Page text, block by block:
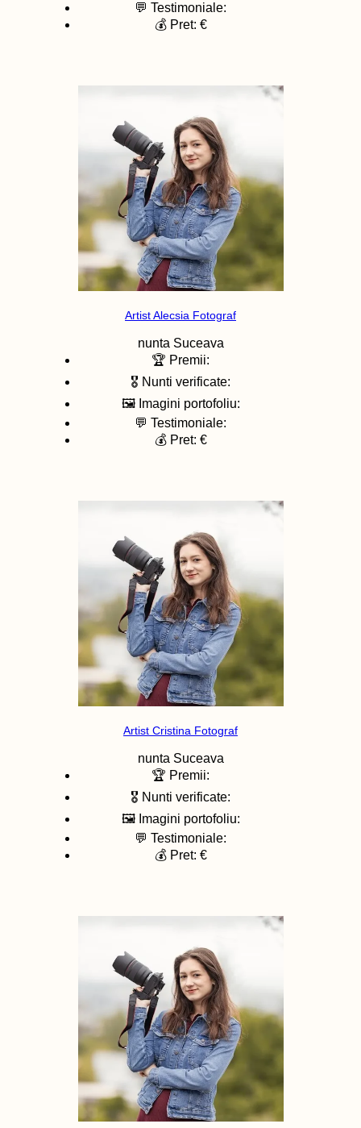
💬 Testimoniale:
💰 Pret: €
Artist Alecsia Fotograf
nunta Suceava
🏆 Premii:
🎖️ Nunti verificate:
🖼️ Imagini portofoliu:
💬 Testimoniale:
💰 Pret: €
Artist Cristina Fotograf
nunta Suceava
🏆 Premii:
🎖️ Nunti verificate:
🖼️ Imagini portofoliu:
💬 Testimoniale:
💰 Pret: €